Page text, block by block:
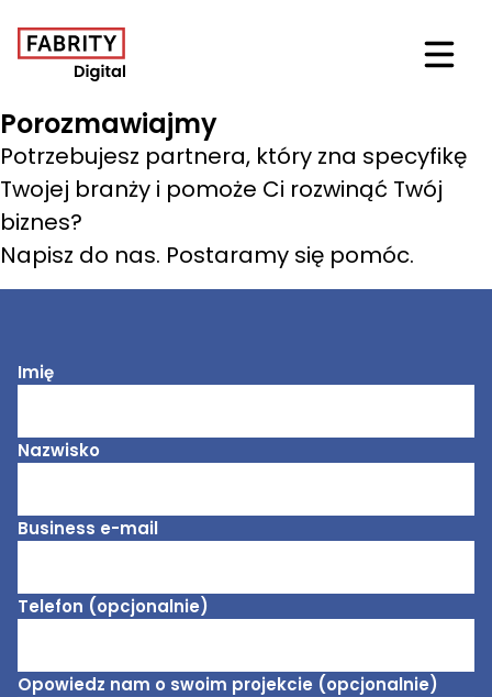
Porozmawiajmy
Potrzebujesz partnera, który zna specyfikę
Twojej branży i pomoże Ci rozwinąć Twój
biznes?
Napisz do nas. Postaramy się pomóc.
Imię
Nazwisko
Business e-mail
Telefon (opcjonalnie)
Opowiedz nam o swoim projekcie (opcjonalnie)